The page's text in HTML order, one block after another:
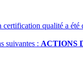
certification qualité a été
suivantes : ACTIONS